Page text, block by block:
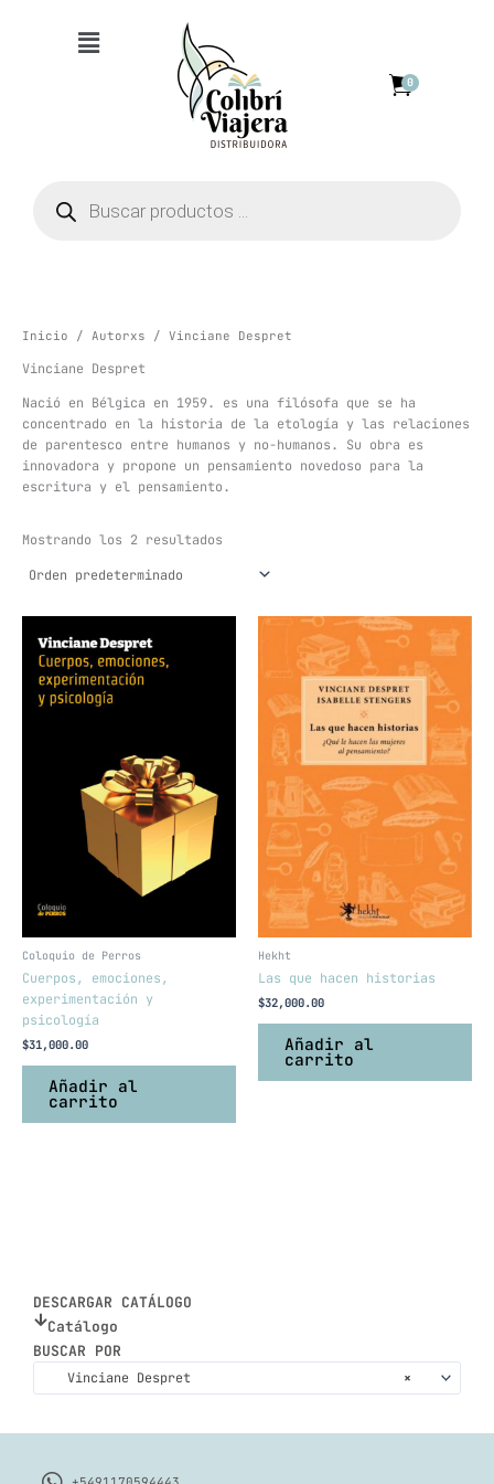
Menú
0
productos
DESCARGAR CATÁLOGO
Catálogo
BUSCAR POR
×
Vinciane Despret
Inicio / Autorxs / Vinciane Despret
Vinciane Despret
Nació en Bélgica en 1959. es una filósofa que se ha
concentrado en la historia de la etología y las relaciones
de parentesco entre humanos y no-humanos. Su obra es
innovadora y propone un pensamiento novedoso para la
escritura y el pensamiento.
Mostrando los 2 resultados
Coloquio de Perros
Cuerpos, emociones,
experimentación y
psicología
$31,000.00
Añadir al
carrito
Hekht
Las que hacen historias
$32,000.00
Añadir al
carrito